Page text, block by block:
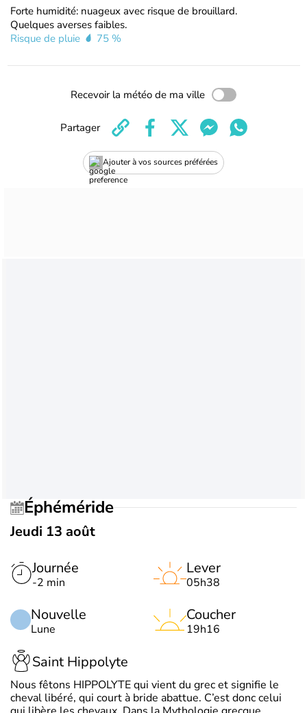
Forte humidité: nuageux avec risque de brouillard.
Quelques averses faibles.
Risque de pluie
75 %
Recevoir la météo de ma ville
Ajouter à vos sources préférées
Partager
Éphéméride
Jeudi 13 août
Journée
-2 min
Nouvelle
Lune
Lever
05h38
Coucher
19h16
Saint Hippolyte
Nous fêtons HIPPOLYTE qui vient du grec et signifie le
cheval libéré, qui court à bride abattue. C’est donc celui